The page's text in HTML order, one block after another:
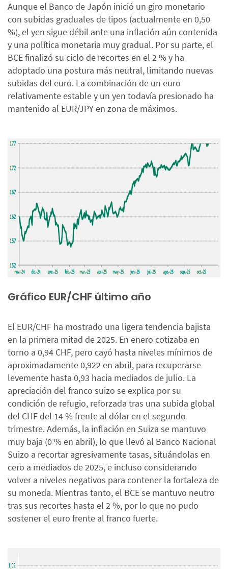
Aunque el Banco de Japón inició un giro monetario
con subidas graduales de tipos (actualmente en 0,50
%), el yen sigue débil ante una inflación aún contenida
y una política monetaria muy gradual. Por su parte, el
BCE finalizó su ciclo de recortes en el 2 % y ha
adoptado una postura más neutral, limitando nuevas
subidas del euro. La combinación de un euro
relativamente estable y un yen todavía presionado ha
mantenido al EUR/JPY en zona de máximos.
Gráfico EUR/CHF último año
El EUR/CHF ha mostrado una ligera tendencia bajista
en la primera mitad de 2025. En enero cotizaba en
torno a 0,94 CHF, pero cayó hasta niveles mínimos de
aproximadamente 0,922 en abril, para recuperarse
levemente hasta 0,93 hacia mediados de julio. La
apreciación del franco suizo se explica por su
condición de refugio, reforzada tras una subida global
del CHF del 14 % frente al dólar en el segundo
trimestre. Además, la inflación en Suiza se mantuvo
muy baja (0 % en abril), lo que llevó al Banco Nacional
Suizo a recortar agresivamente tasas, situándolas en
cero a mediados de 2025, e incluso considerando
volver a niveles negativos para contener la fortaleza de
su moneda. Mientras tanto, el BCE se mantuvo neutro
tras sus recortes hasta el 2 %, por lo que no pudo
sostener el euro frente al franco fuerte.